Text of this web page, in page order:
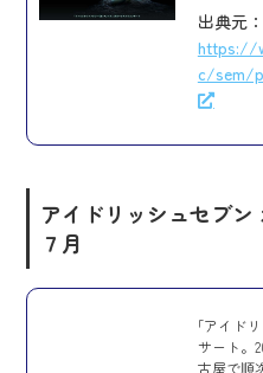
出典元：
https://
c/sem/
アイドリッシュセブン
７月
「アイド
サート。
古屋で順